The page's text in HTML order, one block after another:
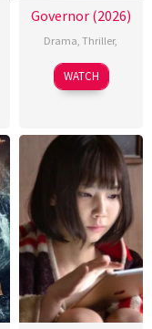
Governor (2026)
Drama,Thriller,
WATCH